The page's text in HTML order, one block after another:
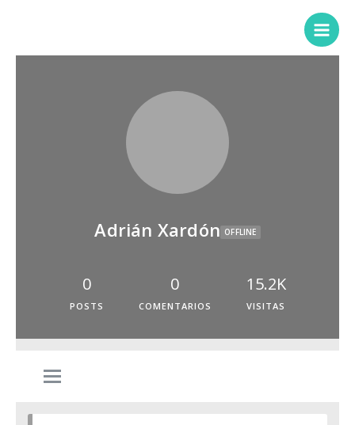
Adrián Xardón OFFLINE
0
POSTS
0
COMENTARIOS
15.2K
VISITAS